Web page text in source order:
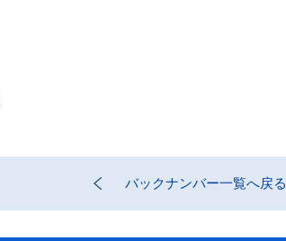
バックナンバー一覧へ戻る